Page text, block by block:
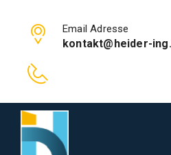
Email Adresse
kontakt@heider-